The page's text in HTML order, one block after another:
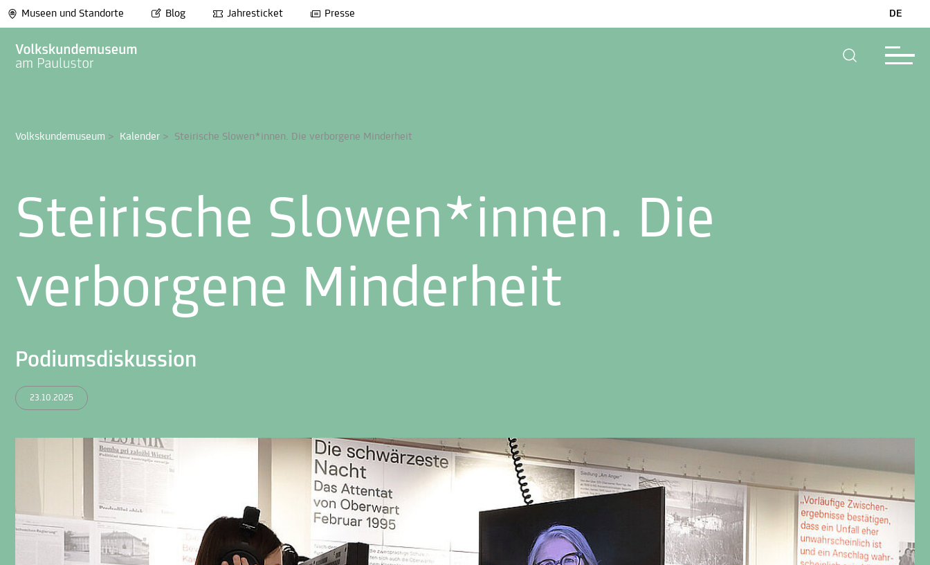
Museen und Standorte Blog Jahresticket Presse DE
Volkskundemuseum > Kalender > Steirische Slowen*innen. Die verborgene Minderheit
Steirische Slowen*innen. Die
verborgene Minderheit
Podiumsdiskussion
23.10.2025